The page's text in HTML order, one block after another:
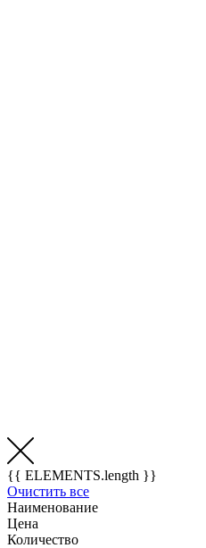
{{ ELEMENTS.length }}
Очистить все
Наименование
Цена
Количество